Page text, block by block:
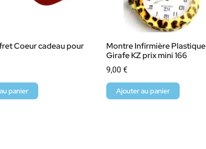
Coeur cadeau pour
panier
Montre Infirmière Plastique
Girafe KZ prix mini 166
9,00 €
Ajouter au panier